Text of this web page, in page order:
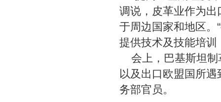
调说，皮革业作为
于周边国家和地区。
提供技术及技能培
会上，巴基斯坦制
以及出口欧盟国所
务部官员。